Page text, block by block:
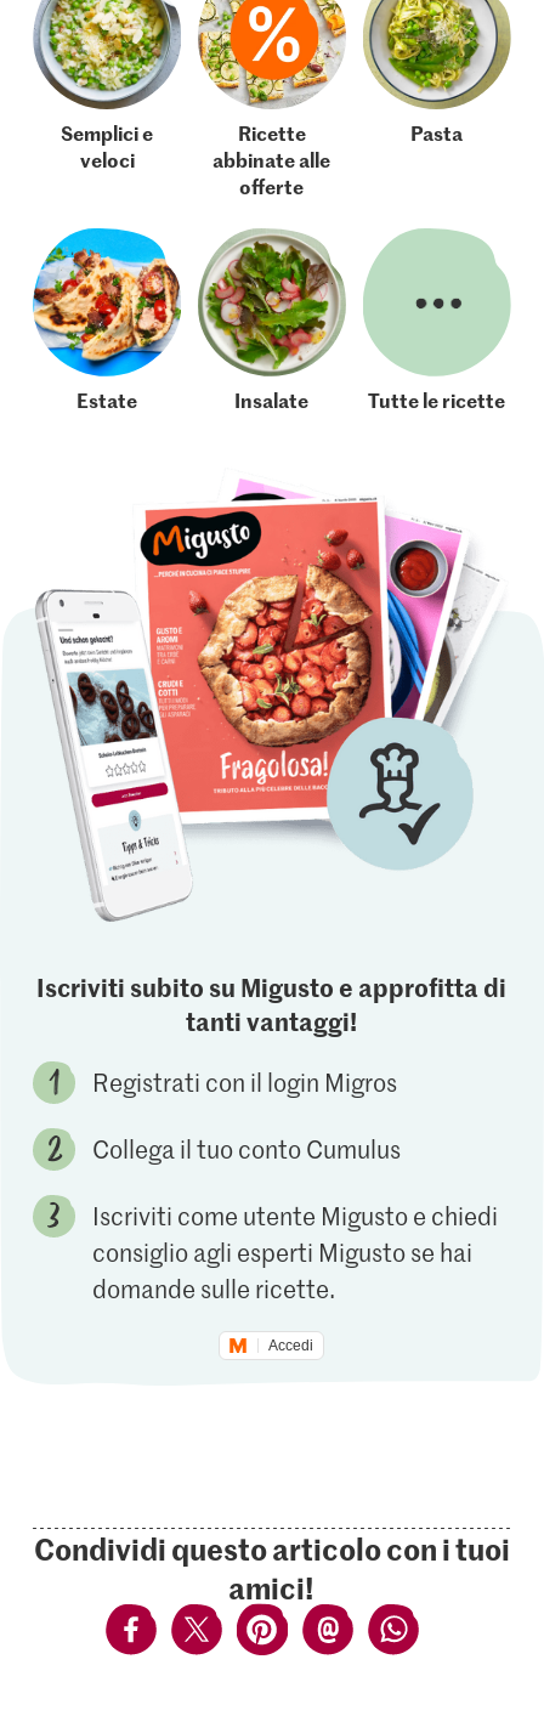
Semplici e
veloci
Ricette
abbinate alle
offerte
Pasta
Estate Insalate Tutte le ricette
Iscriviti subito su Migusto e approfitta di
tanti vantaggi!
Registrati con il login Migros
Collega il tuo conto Cumulus
Iscriviti come utente Migusto e chiedi
consiglio agli esperti Migusto se hai
domande sulle ricette.
Accedi
Condividi questo articolo con i tuoi
amici!